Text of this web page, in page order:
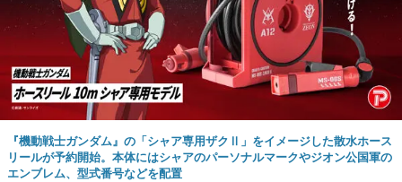
『機動戦士ガンダム』の「シャア専用ザクⅡ」をイメージした散水ホース
リールが予約開始。本体にはシャアのパーソナルマークやジオン公国軍の
エンブレム、型式番号などを配置